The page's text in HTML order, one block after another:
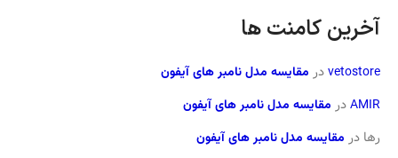
آخرین کامنت ها
vetostoreدر مقایسه مدل نامبر های آیفون
AMIRدر مقایسه مدل نامبر های آیفون
رها در مقایسه مدل نامبر های آیفون